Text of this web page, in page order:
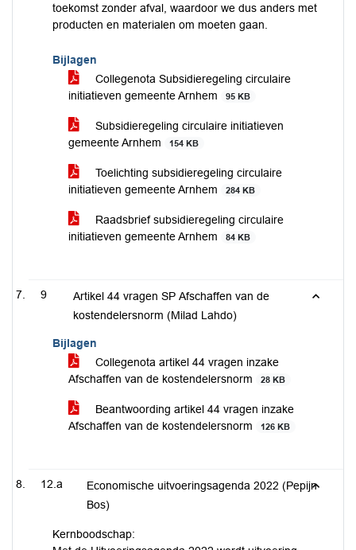
toekomst zonder afval, waardoor we dus anders met
producten en materialen om moeten gaan.
Bijlagen
Collegenota Subsidieregeling circulaire
initiatieven gemeente Arnhem
95 KB
Subsidieregeling circulaire initiatieven
gemeente Arnhem
154 KB
Toelichting subsidieregeling circulaire
initiatieven gemeente Arnhem
284 KB
Raadsbrief subsidieregeling circulaire
initiatieven gemeente Arnhem
84 KB
9
Artikel 44 vragen SP Afschaffen van de
kostendelersnorm (Milad Lahdo)
Bijlagen
Collegenota artikel 44 vragen inzake
Afschaffen van de kostendelersnorm
28 KB
Beantwoording artikel 44 vragen inzake
Afschaffen van de kostendelersnorm
126 KB
12.a
Economische uitvoeringsagenda 2022 (Pepijn
Bos)
Kernboodschap: